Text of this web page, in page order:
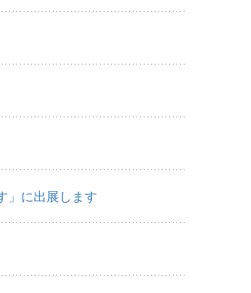
」に出展します